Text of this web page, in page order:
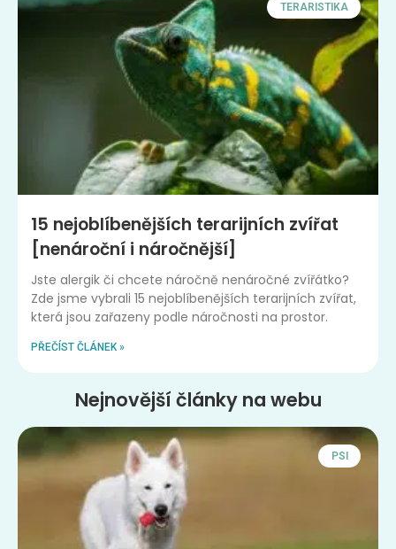
TERARISTIKA
15 nejoblíbenějších terarijních zvířat
[nenároční i náročnější]
Jste alergik či chcete náročně nenáročné zvířátko?
Zde jsme vybrali 15 nejoblíbenějších terarijních zvířat,
která jsou zařazeny podle náročnosti na prostor.
PŘEČÍST ČLÁNEK »
Nejnovější články na webu
PSI